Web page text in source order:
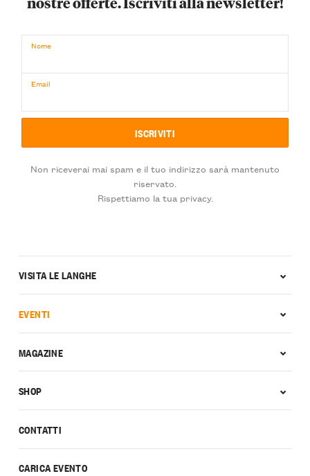
Nome
Email
Non riceverai mai spam e il tuo indirizzo sarà mantenuto
riservato.
Rispettiamo la tua privacy.
CONTATTI
CARICA EVENTO
VISITA LE LANGHE
EVENTI
MAGAZINE
SHOP